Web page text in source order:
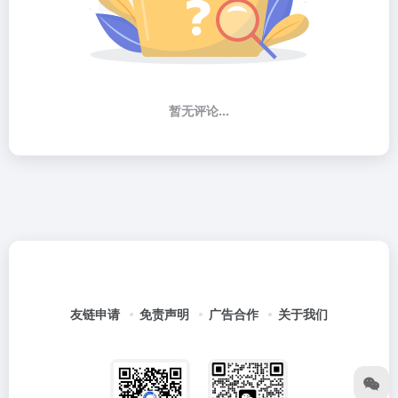
暂无评论...
友链申请 免责声明 广告合作 关于我们